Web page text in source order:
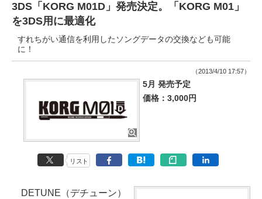
3DS「KORG M01D」発売決定。「KORG M01」
を3DS用に最適化
すれちがい通信を利用したソングデータの交換なども可能
に！
（2013/4/10 17:57）
5月 発売予定
価格：3,000円
リスト
DETUNE（デチューン）